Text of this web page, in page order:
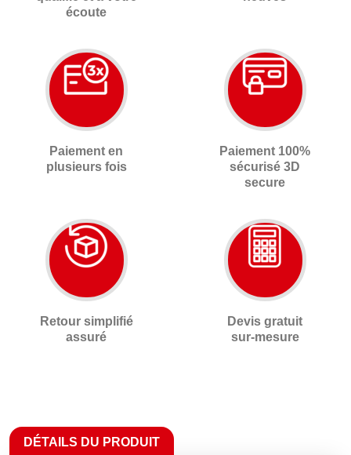
écoute
Paiement en
plusieurs fois
Paiement 100%
sécurisé 3D
secure
Retour simplifié
assuré
Devis gratuit
sur-mesure
DÉTAILS DU PRODUIT